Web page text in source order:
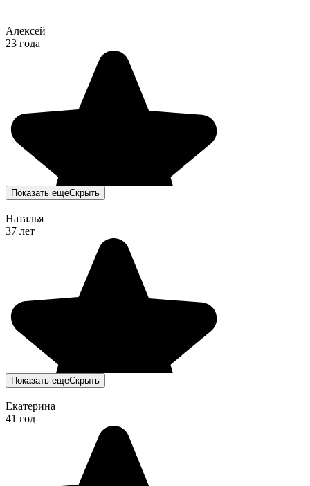
Алексей
23 года
Показать ещеСкрыть
Наталья
37 лет
Показать ещеСкрыть
Екатерина
41 год